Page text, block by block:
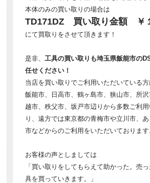
本体のみの買い取りの場合は
TD171DZ 買い取り金額 ￥
にて買取りをさせて頂きます！
是非、 工具の買い取りも埼玉県飯能市の
任せください！
当店を買い取りでご利用いただいている
飯能市、日高市、鶴ヶ島市、狭山市、所
越市、秩父市、坂戸市辺りから多数ご利
り、遠方では東京都の青梅市や立川市、
市などからのご利用をいただいております
お客様の声としましては
「買い取りをしてもらえて助かった。売
具を買っていきます。」